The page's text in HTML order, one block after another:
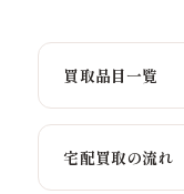
買取品目一覧
宅配買取の流れ